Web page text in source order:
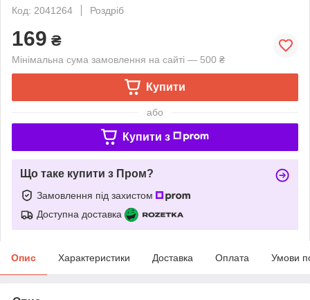
Код: 2041264
Роздріб
169 ₴
Мінімальна сума замовлення на сайті — 500 ₴
Купити
або
Купити з
Що таке купити з Пром?
Замовлення під захистом
Доступна доставка
Опис Характеристики Доставка Оплата Умови